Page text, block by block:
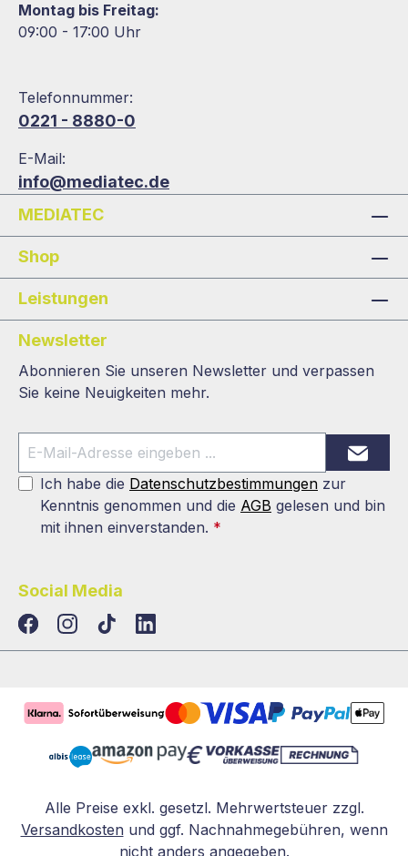
Montag bis Freitag:
09:00 - 17:00 Uhr
Telefonnummer:
0221 - 8880-0
E-Mail:
info@mediatec.de
MEDIATEC
Shop
Leistungen
Newsletter
Abonnieren Sie unseren Newsletter und verpassen
Sie keine Neuigkeiten mehr.
Ich habe die Datenschutzbestimmungen zur
Kenntnis genommen und die AGB gelesen und bin
mit ihnen einverstanden. *
Social Media
TikTokLinkedIn
Alle Preise exkl. gesetzl. Mehrwertsteuer zzgl.
Versandkosten und ggf. Nachnahmegebühren, wenn
nicht anders angegeben.